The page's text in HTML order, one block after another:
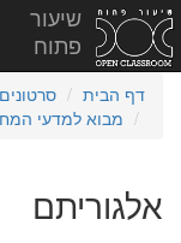
שיעור
פתוח
דף הבית
מבוא למדעי
אלגוריתם